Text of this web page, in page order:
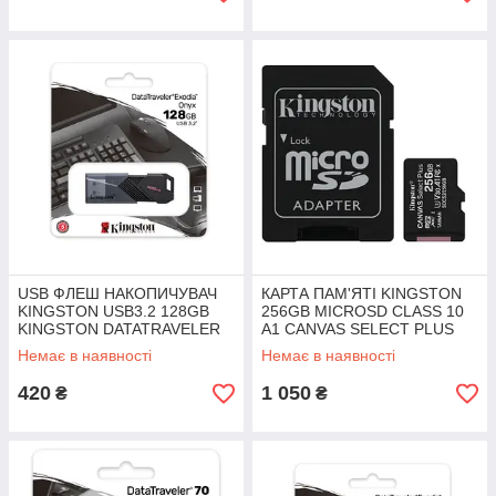
USB ФЛЕШ НАКОПИЧУВАЧ
KINGSTON USB3.2 128GB
KINGSTON DATATRAVELER
EXODIA ONYX
(DTXON/128GB)
Немає в наявності
420 ₴
КАРТА ПАМ'ЯТІ KINGSTON
256GB MICROSD CLASS 10
A1 CANVAS SELECT PLUS
(SDCS2/256GB)
Немає в наявності
1 050 ₴